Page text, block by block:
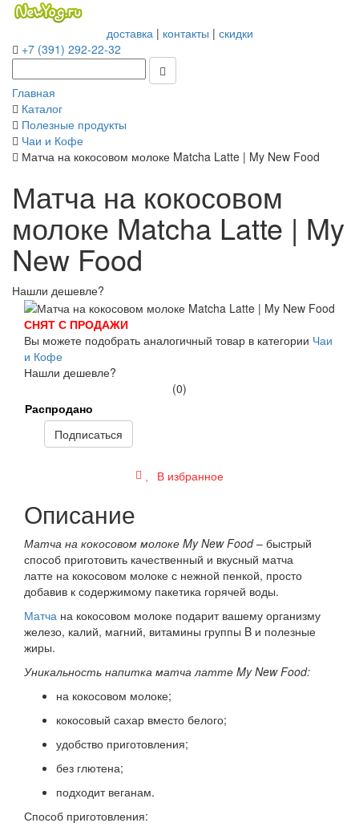
доставка| контакты | скидки
+7 (391) 292-22-32
Главная
Каталог
Полезные продукты
Чаи и Кофе
Матча на кокосовом молоке Matcha Latte | My New Food
Матча на кокосовом
молоке Matcha Latte | My
New Food
Нашли дешевле?
СНЯТ С ПРОДАЖИ
Вы можете подобрать аналогичный товар в категории Чаи
и Кофе
Нашли дешевле?
(0)
Распродано
Подписаться
В избранное
Описание
Матча на кокосовом молоке My New Food– быстрый
способ приготовить качественный и вкусный матча
латте на кокосовом молоке с нежной пенкой, просто
добавив к содержимому пакетика горячей воды.
Матча на кокосовом молоке подарит вашему организму
железо, калий, магний, витамины группы B и полезные
жиры.
Уникальность напитка матча латте My New Food:
на кокосовом молоке;
кокосовый сахар вместо белого;
удобство приготовления;
без глютена;
подходит веганам.
Способ приготовления: